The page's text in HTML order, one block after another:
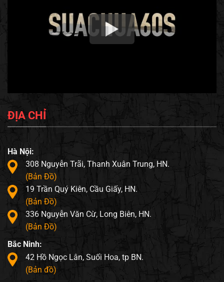
ĐỊA CHỈ
Hà Nội:
308 Nguyễn Trãi, Thanh Xuân Trung, HN.
(Bản Đồ)
19 Trần Quý Kiên, Cầu Giấy, HN.
(Bản Đồ)
336 Nguyễn Văn Cừ, Long Biên, HN.
(Bản Đồ)
Bắc Ninh:
42 Hồ Ngọc Lân, Suối Hoa, tp BN.
(Bản đồ)